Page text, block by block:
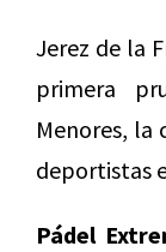
Jerez de la
primera
Menores, la
deportistas
Pádel